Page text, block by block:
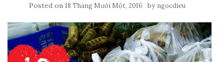
Posted on 18 Tháng Mười Một, 2016 by ngocdieu